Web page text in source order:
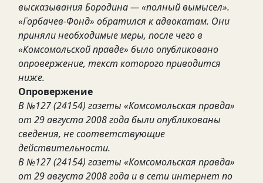
высказывания Бородина — «полный вымысел».
«Горбачев-Фонд» обратился к адвокатам. Они
приняли необходимые меры, после чего в
«Комсомольской правде» было опубликовано
опровержение, текст которого приводится
ниже.
Опровержение
В №127 (24154) газеты «Комсомольская правда»
от 29 августа 2008 года были опубликованы
сведения, не соответствующие
действительности.
В №127 (24154) газеты «Комсомольская правда»
от 29 августа 2008 года и в сети интернет по